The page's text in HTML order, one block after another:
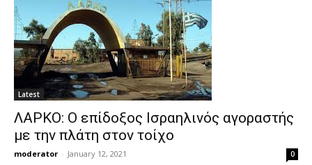
Latest
ΛΑΡΚΟ: Ο επίδοξος Ισραηλινός αγοραστής
με την πλάτη στον τοίχο
moderator - January 12, 2021 0